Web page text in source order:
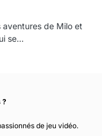
de Milo et
se…
?
de jeu vidéo.